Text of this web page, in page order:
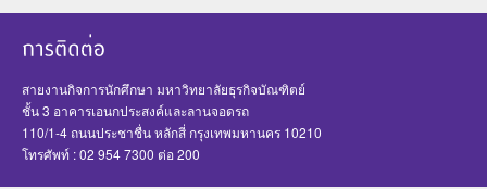
สายงานกิจการนักศึกษา มหาวิทยาลัยธุรกิจบัณฑิตย์
ชั้น 3 อาคารเอนกประสงค์และลานจอดรถ
110/1-4 ถนนประชาชื่น หลักสี่ กรุงเทพมหานคร 10210
โทรศัพท์ : 02 954 7300 ต่อ 200